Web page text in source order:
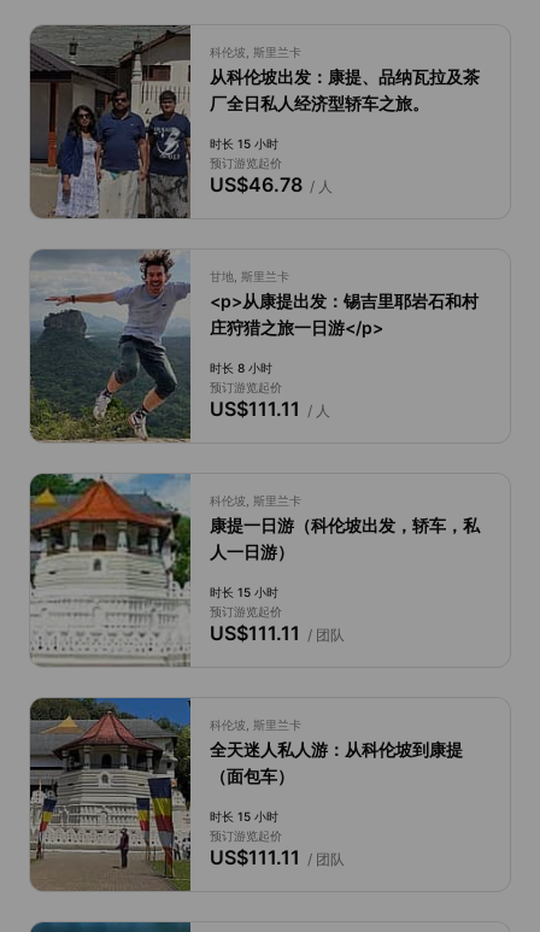
科伦坡, 斯里兰卡
从科伦坡出发：康提、品纳瓦拉及茶
厂全日私人经济型轿车之旅。
时长 15 小时
预订游览起价
US$46.78/ 人
甘地, 斯里兰卡
<p>从康提出发：锡吉里耶岩石和村
庄狩猎之旅一日游</p>
时长 8 小时
预订游览起价
US$111.11 / 人
科伦坡, 斯里兰卡
康提一日游（科伦坡出发，轿车，私
人一日游）
时长 15 小时
预订游览起价
US$111.11 / 团队
科伦坡, 斯里兰卡
全天迷人私人游：从科伦坡到康提
（面包车）
时长 15 小时
预订游览起价
US$111.11 / 团队